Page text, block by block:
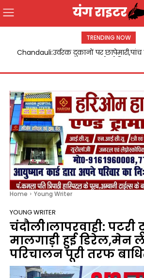
TRENDING NOW
Chandauli:उर्वरक दुकानों पर
Home Young Writer
YOUNG WRITER
चंदौली।लापरवाही:
मालगाड़ी हुई डिरेल,मेन
परिचालन पूरी तरफ